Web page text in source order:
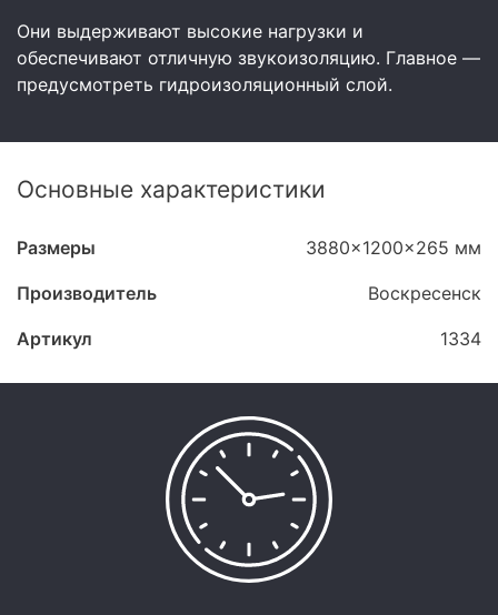
Они выдерживают высокие нагрузки и
обеспечивают отличную звукоизоляцию. Главное —
предусмотреть гидроизоляционный слой.
Основные характеристики
Размеры 3880x1200x265 мм
Производитель Воскресенск
Артикул 1334